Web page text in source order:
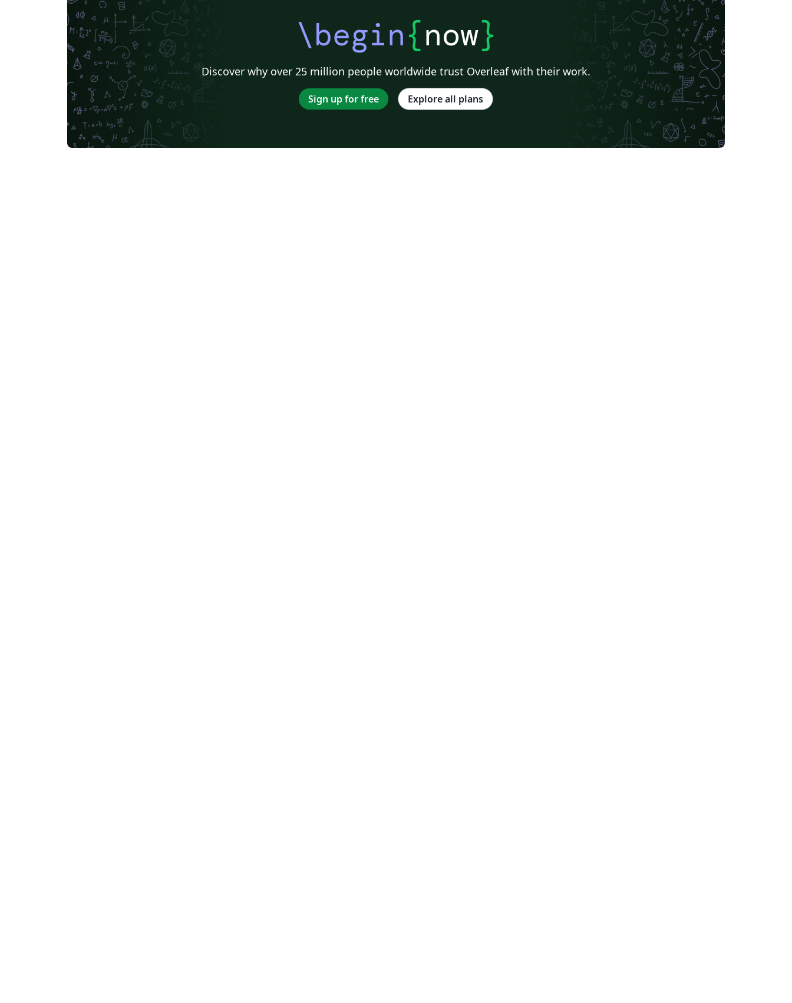
\begin{now}
Discover why over 25 million people worldwide trust Overleaf with their work.
Sign up for free Explore all plans